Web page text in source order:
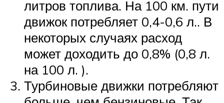
литров топлива. На 100 км. пути
движок потребляет 0,4-0,6 л.. В
некоторых случаях расход
может доходить до 0,8% (0,8 л.
на 100 л. ).
Турбиновые движки потребляют